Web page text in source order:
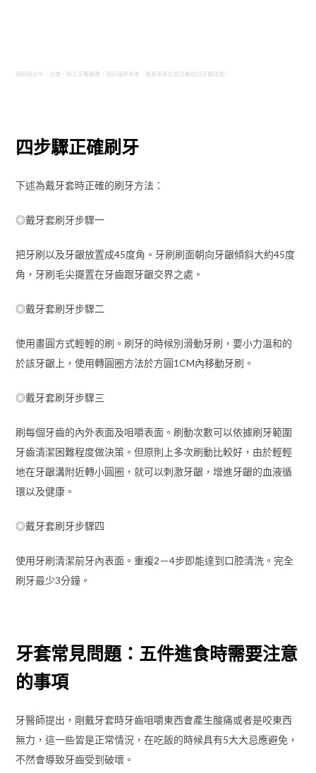
資料經台中、台南、新北牙醫彙整，資料僅供參考，推薦多多比較且親自向牙醫諮詢。
四步驟正確刷牙
下述為戴牙套時正確的刷牙方法：
◎戴牙套刷牙步驟一
把牙刷以及牙齦放置成45度角。牙刷刷面朝向牙齦傾斜大約45度
角，牙刷毛尖擺置在牙齒跟牙齦交界之處。
◎戴牙套刷牙步驟二
使用畫圓方式輕輕的刷。刷牙的時候別滑動牙刷，要小力溫和的
於該牙齦上，使用轉圓圈方法於方圓1CM內移動牙刷。
◎戴牙套刷牙步驟三
刷每個牙齒的內外表面及咀嚼表面。刷動次數可以依據刷牙範圍
牙齒清潔困難程度做決策。但原則上多次刷動比較好，由於輕輕
地在牙齦溝附近轉小圓圈，就可以刺激牙齦，增進牙齦的血液循
環以及健康。
◎戴牙套刷牙步驟四
使用牙刷清潔前牙內表面。重複2－4步即能達到口腔清洗。完全
刷牙最少3分鐘。
牙套常見問題：五件進食時需要注意
的事項
牙醫師提出，剛戴牙套時牙齒咀嚼東西會產生酸痛或者是咬東西
無力，這一些皆是正常情況，在吃飯的時候具有5大大忌應避免，
不然會導致牙齒受到破壞。